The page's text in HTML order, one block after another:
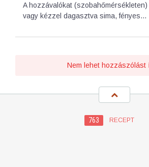
A hozzávalókat
vagy kézzel dagasztva sima, fényes…
Nem lehet hozzászólást
763 RECEPT